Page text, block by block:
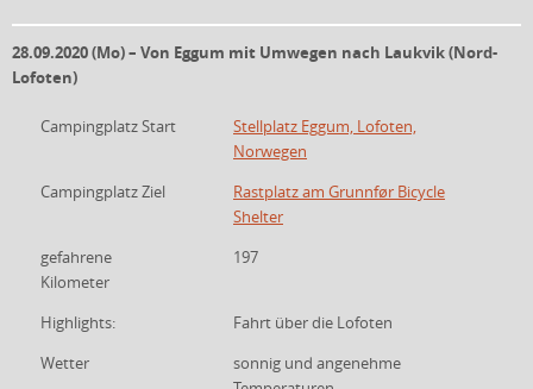
28.09.2020 (Mo) – Von Eggum mit Umwegen nach Laukvik (Nord-
Lofoten)
Campingplatz Start
Stellplatz Eggum, Lofoten,
Norwegen
Campingplatz Ziel
Rastplatz am Grunnfør Bicycle
Shelter
gefahrene
Kilometer
197
Highlights:
Fahrt über die Lofoten
Wetter
sonnig und angenehme